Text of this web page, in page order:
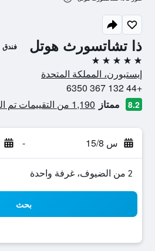
ذا تشاتسورث هوتل فندق
5 نجوم
إيستبورن، المملكة المتحدة
+44 132 367 6350
8.2 ممتاز 1,190 من التقييمات تم التحقق منها
س 15/8 -
2 من الضيوف، غرفة واحدة
بحث